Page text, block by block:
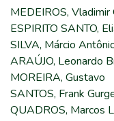
MEDEIROS, Vladimir
ESPIRITO SANTO,
SILVA, Márcio
ARAÚJO, Leonardo
MOREIRA, Gustavo
SANTOS, Frank
QUADROS, Marcos